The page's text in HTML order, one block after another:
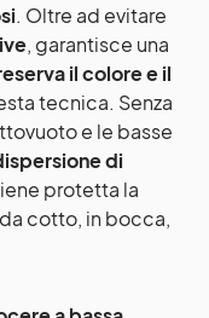
. Oltre ad evitare
, garantisce una
il colore e il
tecnica. Senza
e le basse
di
protetta la
cotto, in bocca,